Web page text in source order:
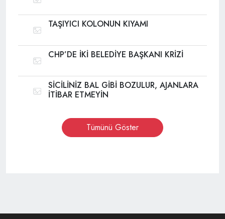
TAŞIYICI KOLONUN KIYAMI
CHP’DE İKİ BELEDİYE BAŞKANI KRİZİ
SİCİLİNİZ BAL GİBİ BOZULUR, AJANLARA
İTİBAR ETMEYİN
Tümünü Göster